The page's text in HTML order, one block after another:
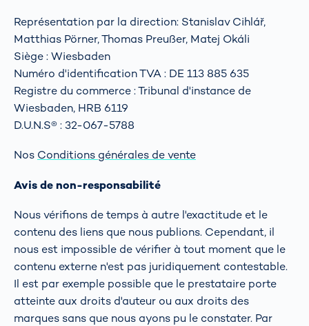
Représentation par la direction: Stanislav Cihlář,
Matthias Pörner, Thomas Preußer, Matej Okáli
Siège : Wiesbaden
Numéro d'identification TVA : DE 113 885 635
Registre du commerce : Tribunal d'instance de
Wiesbaden, HRB 6119
D.U.N.S® : 32-067-5788
Nos Conditions générales de vente
Avis de non-responsabilité
Nous vérifions de temps à autre l'exactitude et le
contenu des liens que nous publions. Cependant, il
nous est impossible de vérifier à tout moment que le
contenu externe n'est pas juridiquement contestable.
Il est par exemple possible que le prestataire porte
atteinte aux droits d'auteur ou aux droits des
marques sans que nous ayons pu le constater. Par